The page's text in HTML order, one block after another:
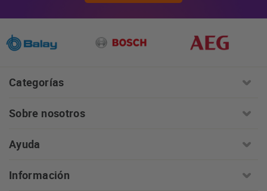
Categorías
Sobre nosotros
Ayuda
Información